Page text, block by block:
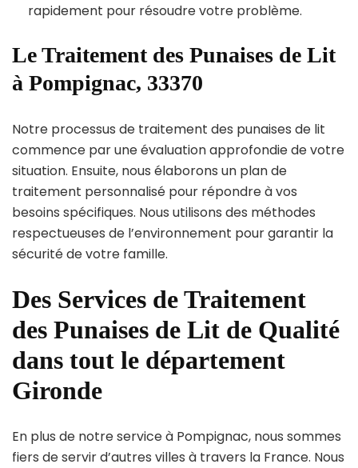
rapidement pour résoudre votre problème.
Le Traitement des Punaises de Lit
à Pompignac, 33370
Notre processus de traitement des punaises de lit
commence par une évaluation approfondie de votre
situation. Ensuite, nous élaborons un plan de
traitement personnalisé pour répondre à vos
besoins spécifiques. Nous utilisons des méthodes
respectueuses de l’environnement pour garantir la
sécurité de votre famille.
Des Services de Traitement
des Punaises de Lit de Qualité
dans tout le département
Gironde
En plus de notre service à Pompignac, nous sommes
fiers de servir d’autres villes à travers la France. Nous